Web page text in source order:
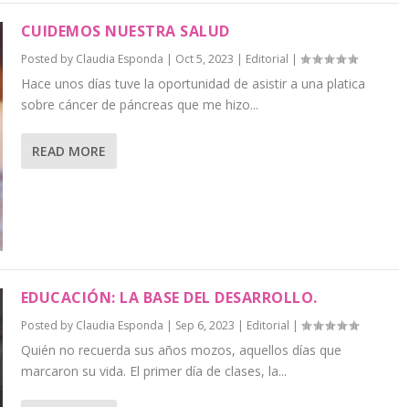
CUIDEMOS NUESTRA SALUD
Posted by Claudia Esponda | Oct 5, 2023 | Editorial |
Hace unos días tuve la oportunidad de asistir a una platica
sobre cáncer de páncreas que me hizo...
READ MORE
EDUCACIÓN: LA BASE DEL DESARROLLO.
Posted by Claudia Esponda | Sep 6, 2023 | Editorial |
Quién no recuerda sus años mozos, aquellos días que
marcaron su vida. El primer día de clases, la...